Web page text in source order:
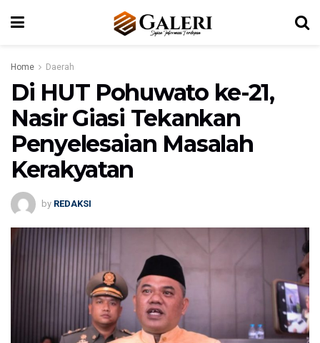
Home Daerah
Di HUT Pohuwato ke-21,
Nasir Giasi Tekankan
Penyelesaian Masalah
Kerakyatan
by REDAKSI